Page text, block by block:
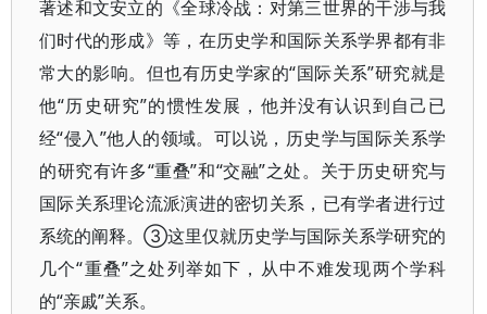
著述和文安立的《全球冷战：对第三世界的干涉与我
们时代的形成》等，在历史学和国际关系学界都有非
常大的影响。但也有历史学家的“国际关系”研究就是
他“历史研究”的惯性发展，他并没有认识到自己已
经“侵入”他人的领域。可以说，历史学与国际关系学
的研究有许多“重叠”和“交融”之处。关于历史研究与
国际关系理论流派演进的密切关系，已有学者进行过
系统的阐释。③这里仅就历史学与国际关系学研究的
几个“重叠”之处列举如下，从中不难发现两个学科
的“亲戚”关系。